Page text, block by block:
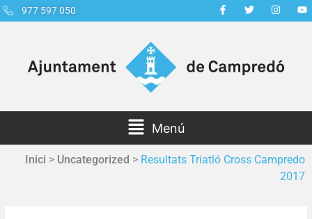
977 597 050
Menú
Inici > Uncategorized > Resultats Triatló Cross Campredo
2017